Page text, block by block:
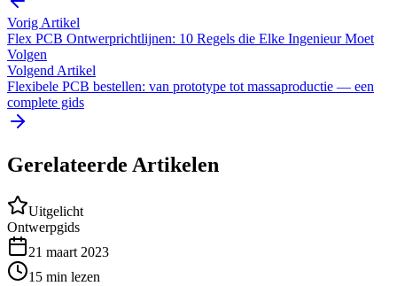
Vorig Artikel
Flex PCB Ontwerprichtlijnen: 10 Regels die Elke Ingenieur Moet
Volgen
Volgend Artikel
Flexibele PCB bestellen: van prototype tot massaproductie — een
complete gids
Gerelateerde Artikelen
Uitgelicht
Ontwerpgids
21 maart 2023
15 min lezen